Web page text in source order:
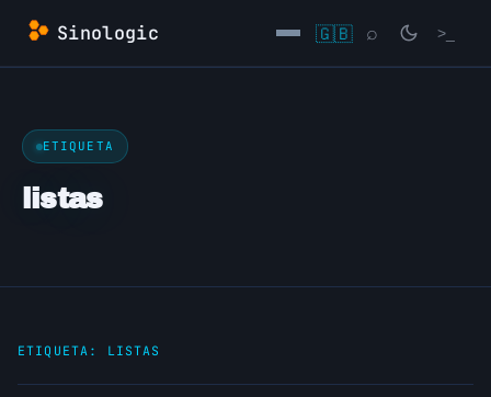
Saltar
contenido
Sinologic 🇬🇧 ⌕ >_
ETIQUETA
listas
ETIQUETA: LISTAS